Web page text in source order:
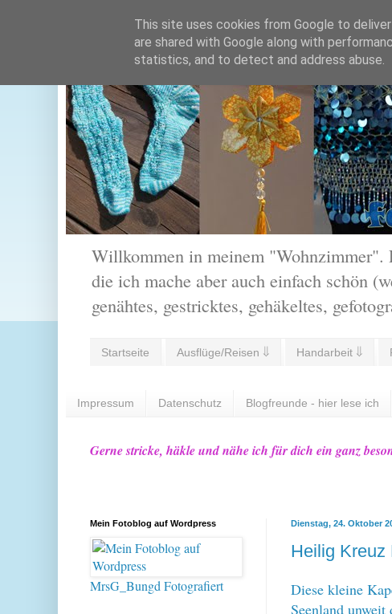
Willkommen in meinem
die ich mache aber auch einfach schön
genähtes, gestricktes, gehäkeltes,
Startseite Ausflüge/Reisen ⇓ Handarbeit ⇓
Impressum Datenschutz Blogfreunde - hier lese ich
Gerne stricke, häkle und nähe ich für dich ein ganz
Dienstag, 24. Oktober
Heilig Kreuz
Diese kleine
Seenland unweit
Mein Fotoblog auf Wordpress
MrsG_Bungd Fotografiert
This site uses cookies from Google to
are shared with Google along with
statistics, and to detect and address abuse.